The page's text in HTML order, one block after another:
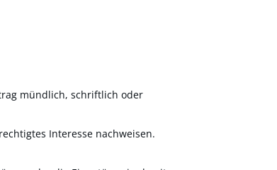
mündlich, schriftlich oder
Interesse nachweisen.